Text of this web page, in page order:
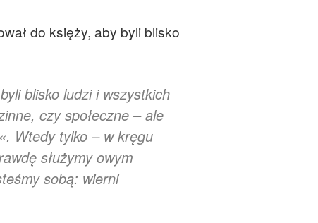
do księży, aby byli blisko
blisko ludzi i wszystkich
czy społeczne – ale
Wtedy tylko – w kręgu
służymy owym
sobą: wierni